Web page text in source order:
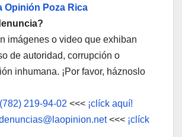
Opinión Poza Rica
imágenes o video que exhiban
de autoridad, corrupción o
inhumana. ¡Por favor, háznoslo
(782) 219-94-02 <<< ¡clíck aquí!
<<< ¡clíck